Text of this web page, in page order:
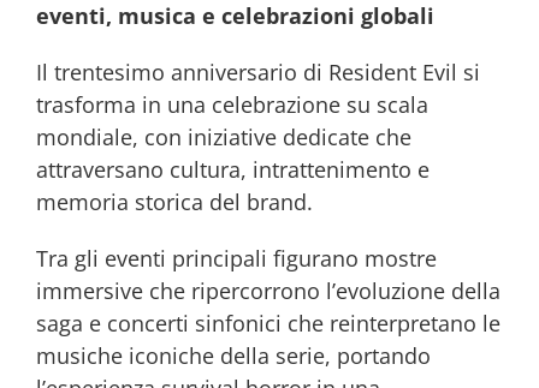
eventi, musica e celebrazioni globali
Il trentesimo anniversario di Resident Evil si
trasforma in una celebrazione su scala
mondiale, con iniziative dedicate che
attraversano cultura, intrattenimento e
memoria storica del brand.
Tra gli eventi principali figurano mostre
immersive che ripercorrono l’evoluzione della
saga e concerti sinfonici che reinterpretano le
musiche iconiche della serie, portando